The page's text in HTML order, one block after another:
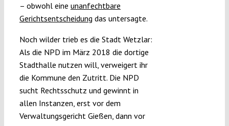
– obwohl eine unanfechtbare
Gerichtsentscheidung das untersagte.
Noch wilder trieb es die Stadt Wetzlar:
Als die NPD im März 2018 die dortige
Stadthalle nutzen will, verweigert ihr
die Kommune den Zutritt. Die NPD
sucht Rechtsschutz und gewinnt in
allen Instanzen, erst vor dem
Verwaltungsgericht Gießen, dann vor